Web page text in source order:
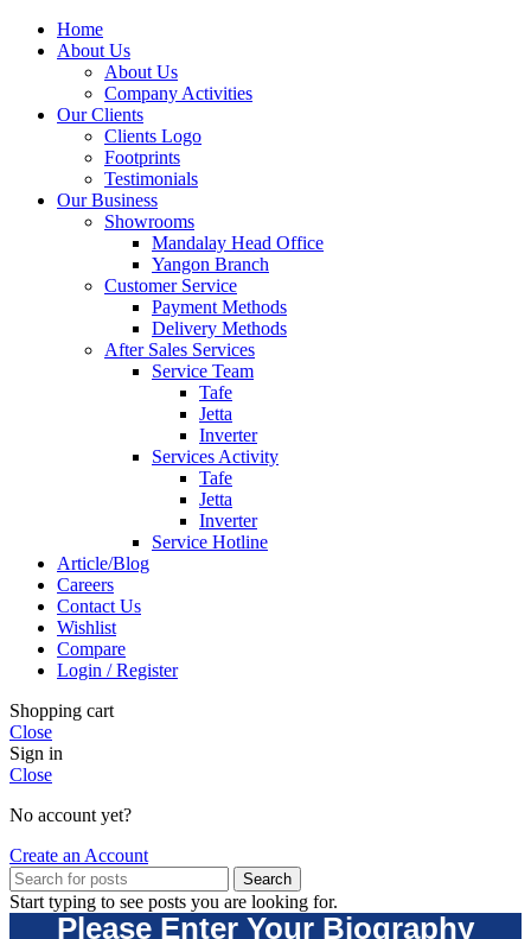
Home
About Us
About Us
Company Activities
Our Clients
Clients Logo
Footprints
Testimonials
Our Business
Showrooms
Mandalay Head Office
Yangon Branch
Customer Service
Payment Methods
Delivery Methods
After Sales Services
Service Team
Tafe
Jetta
Inverter
Services Activity
Tafe
Jetta
Inverter
Service Hotline
Article/Blog
Careers
Contact Us
Wishlist
Compare
Login / Register
Shopping cart
Close
Sign in
Close
No account yet?
Create an Account
Search
Start typing to see posts you are looking for.
Please Enter Your Biography